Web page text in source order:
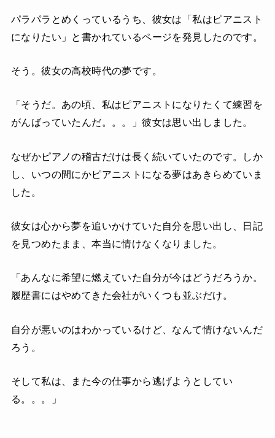
パラパラとめくっているうち、彼女は「私はピアニスト
になりたい」と書かれているページを発見したのです。
そう。彼女の高校時代の夢です。
「そうだ。あの頃、私はピアニストになりたくて練習を
がんばっていたんだ。。。」彼女は思い出しました。
なぜかピアノの稽古だけは長く続いていたのです。しか
し、いつの間にかピアニストになる夢はあきらめていま
した。
彼女は心から夢を追いかけていた自分を思い出し、日記
を見つめたまま、本当に情けなくなりました。
「あんなに希望に燃えていた自分が今はどうだろうか。
履歴書にはやめてきた会社がいくつも並ぶだけ。
自分が悪いのはわかっているけど、なんて情けないんだ
ろう。
そして私は、また今の仕事から逃げようとしてい
る。。。」